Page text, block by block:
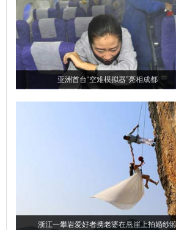
亚洲首台“空难模拟器”亮相成都
浙江一攀岩爱好者携老婆在悬崖上拍婚纱照